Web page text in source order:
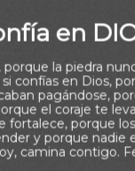
reconozco que la
diario. No
me siento
Tú eres fiel.
carga más
Tu ayuda.
en
porque la piedra
confías en Dios,
pagándose,
el coraje te
fortalece, porque
y porque nadie
camina contigo.